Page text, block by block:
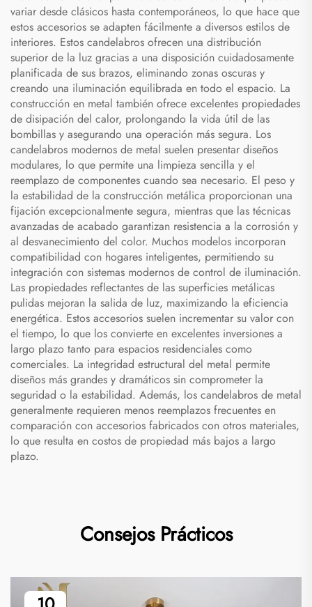
variar desde clásicos hasta contemporáneos, lo que hace que
estos accesorios se adapten fácilmente a diversos estilos de
interiores. Estos candelabros ofrecen una distribución
superior de la luz gracias a una disposición cuidadosamente
planificada de sus brazos, eliminando zonas oscuras y
creando una iluminación equilibrada en todo el espacio. La
construcción en metal también ofrece excelentes propiedades
de disipación del calor, prolongando la vida útil de las
bombillas y asegurando una operación más segura. Los
candelabros modernos de metal suelen presentar diseños
modulares, lo que permite una limpieza sencilla y el
reemplazo de componentes cuando sea necesario. El peso y
la estabilidad de la construcción metálica proporcionan una
fijación excepcionalmente segura, mientras que las técnicas
avanzadas de acabado garantizan resistencia a la corrosión y
al desvanecimiento del color. Muchos modelos incorporan
compatibilidad con hogares inteligentes, permitiendo su
integración con sistemas modernos de control de iluminación.
Las propiedades reflectantes de las superficies metálicas
pulidas mejoran la salida de luz, maximizando la eficiencia
energética. Estos accesorios suelen incrementar su valor con
el tiempo, lo que los convierte en excelentes inversiones a
largo plazo tanto para espacios residenciales como
comerciales. La integridad estructural del metal permite
diseños más grandes y dramáticos sin comprometer la
seguridad o la estabilidad. Además, los candelabros de metal
generalmente requieren menos reemplazos frecuentes en
comparación con accesorios fabricados con otros materiales,
lo que resulta en costos de propiedad más bajos a largo
plazo.
Consejos Prácticos